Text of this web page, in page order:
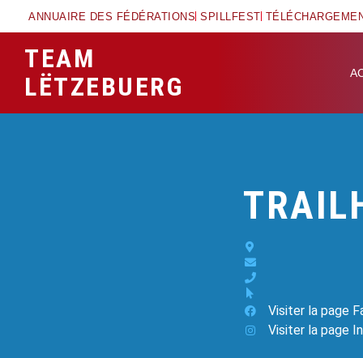
ANNUAIRE DES FÉDÉRATIONS SPILLFEST
TEAM
LËTZEBUERG
Visiter la page
Visiter la page